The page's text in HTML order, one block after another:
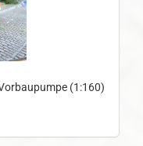
(1:160)